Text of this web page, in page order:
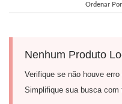
Ordenar Por
Nenhum Produto
Verifique se não houve
Simplifique sua busca